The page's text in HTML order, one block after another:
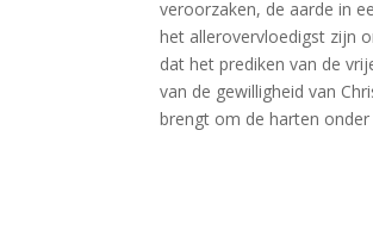
veroorzaken, de aarde in
het allerovervloedigst zijn
dat het prediken van de
van de gewilligheid van
brengt om de harten